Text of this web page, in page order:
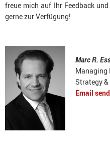
freue mich auf Ihr Feedback
gerne zur Verfügung!
Marc R.
Managing
Strategy
Email